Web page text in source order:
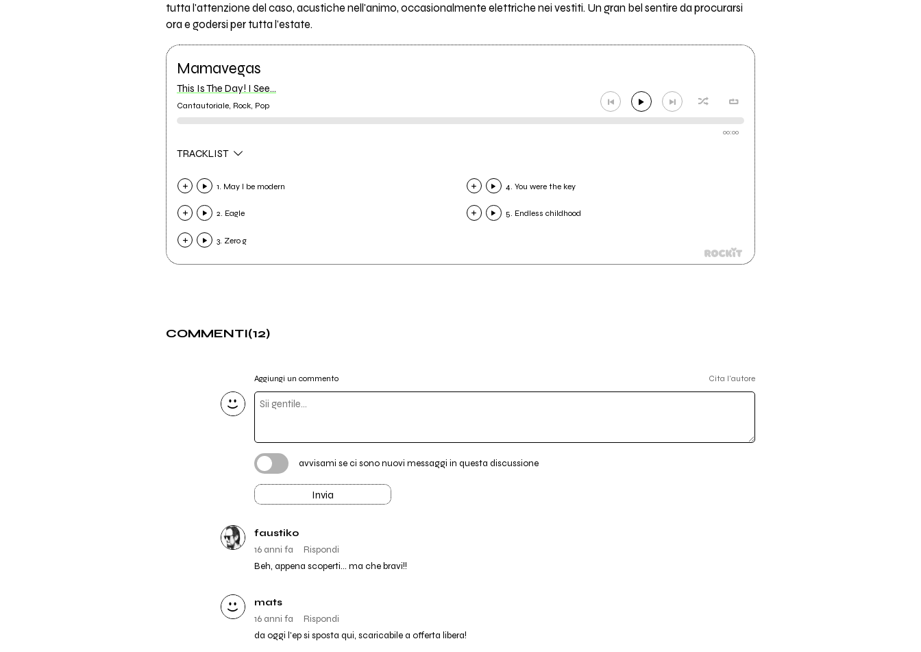
tutta l'attenzione del caso, acustiche nell'animo, occasionalmente elettriche nei vestiti. Un gran bel sentire da procurarsi
ora e godersi per tutta l'estate.
Mamavegas
This Is The Day! I See...
Cantautoriale, Rock, Pop
00:00
TRACKLIST
1. May I be modern
2. Eagle
3. Zero g
4. You were the key
5. Endless childhood
COMMENTI(12)
Aggiungi un commento Cita l'autore
avvisami se ci sono nuovi messaggi in questa discussione
Invia
faustiko
16 anni fa
Rispondi
Beh, appena scoperti... ma che bravi!!
mats
16 anni fa
Rispondi
da oggi l'ep si sposta qui, scaricabile a offerta libera!